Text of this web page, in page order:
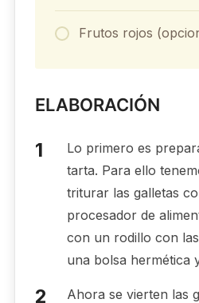
Frutos rojos
ELABORACIÓN
Lo primero es
tarta. Para ello
triturar las galletas
procesador de
con un rodillo con
una bolsa hermética
Ahora se vierten las